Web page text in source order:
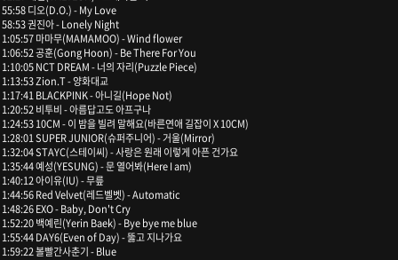
55:58 디오(D.O.) - My Love
58:53 권진아 - Lonely Night
1:05:57 마마무(MAMAMOO) - Wind flower
1:06:52 공훈(Gong Hoon) - Be There For You
1:10:05 NCT DREAM - 너의 자리(Puzzle Piece)
1:13:53 Zion.T - 양화대교
1:17:41 BLACKPINK - 아니길(Hope Not)
1:20:52 비투비 - 아름답고도 아프구나
1:24:53 10CM - 이 밤을 빌려 말해요(바른연애 길잡이 X 10CM)
1:28:01 SUPER JUNIOR(슈퍼주니어) - 거울(Mirror)
1:32:04 STAYC(스테이씨) - 사랑은 원래 이렇게 아픈 건가요
1:35:44 예성(YESUNG) - 문 열어봐(Here I am)
1:40:12 아이유(IU) - 무릎
1:44:56 Red Velvet(레드벨벳) - Automatic
1:48:26 EXO - Baby, Don't Cry
1:52:20 백예린(Yerin Baek) - Bye bye me blue
1:55:44 DAY6(Even of Day) - 뚫고 지나가요
1:59:22 볼빨간사춘기 - Blue